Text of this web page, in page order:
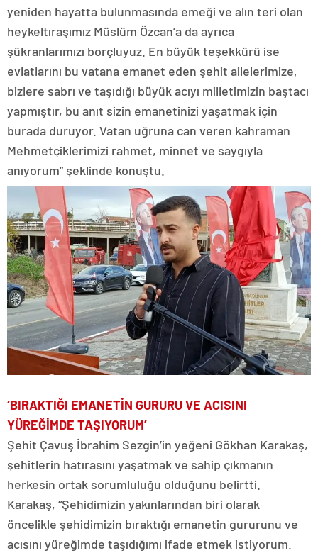
yeniden hayatta bulunmasında emeği ve alın teri olan
heykeltıraşımız Müslüm Özcan’a da ayrıca
şükranlarımızı borçluyuz. En büyük teşekkürü ise
evlatlarını bu vatana emanet eden şehit ailelerimize,
bizlere sabrı ve taşıdığı büyük acıyı milletimizin baştacı
yapmıştır, bu anıt sizin emanetinizi yaşatmak için
burada duruyor. Vatan uğruna can veren kahraman
Mehmetçiklerimizi rahmet, minnet ve saygıyla
anıyorum” şeklinde konuştu.
‘BIRAKTIĞI EMANETİN GURURU VE ACISINI
YÜREĞİMDE TAŞIYORUM’
Şehit Çavuş İbrahim Sezgin’in yeğeni Gökhan Karakaş,
şehitlerin hatırasını yaşatmak ve sahip çıkmanın
herkesin ortak sorumluluğu olduğunu belirtti.
Karakaş, “Şehidimizin yakınlarından biri olarak
öncelikle şehidimizin bıraktığı emanetin gururunu ve
acısını yüreğimde taşıdığımı ifade etmek istiyorum.